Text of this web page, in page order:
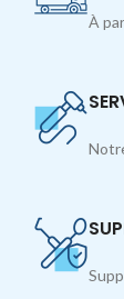
À